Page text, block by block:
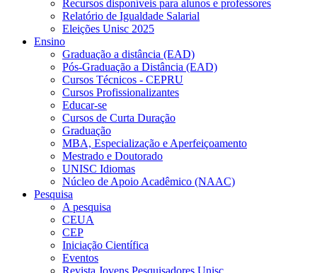
Recursos disponíveis para alunos e professores
Relatório de Igualdade Salarial
Eleições Unisc 2025
Ensino
Graduação a distância (EAD)
Pós-Graduação a Distância (EAD)
Cursos Técnicos - CEPRU
Cursos Profissionalizantes
Educar-se
Cursos de Curta Duração
Graduação
MBA, Especialização e Aperfeiçoamento
Mestrado e Doutorado
UNISC Idiomas
Núcleo de Apoio Acadêmico (NAAC)
Pesquisa
A pesquisa
CEUA
CEP
Iniciação Científica
Eventos
Revista Jovens Pesquisadores Unisc